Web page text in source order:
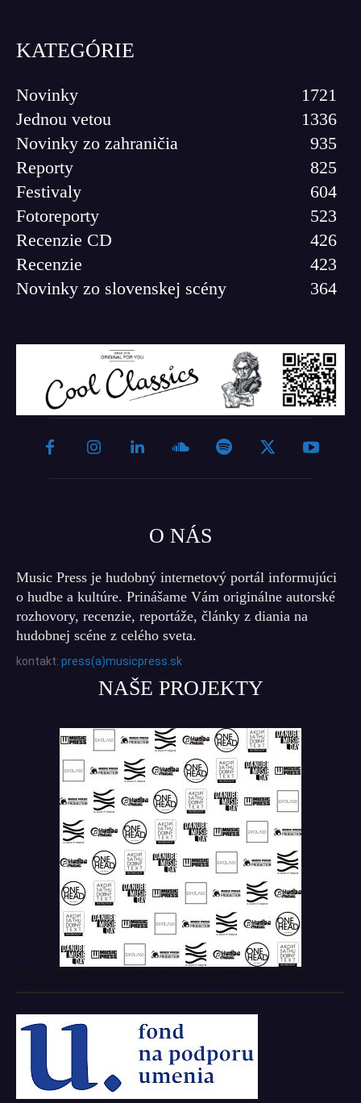
KATEGÓRIE
Novinky
1721
Jednou vetou
1336
Novinky zo zahraničia
935
Reporty
825
Festivaly
604
Fotoreporty
523
Recenzie CD
426
Recenzie
423
Novinky zo slovenskej scény
364
O NÁS
Music Press je hudobný internetový portál informujúci
o hudbe a kultúre. Prinášame Vám originálne autorské
rozhovory, recenzie, reportáže, články z diania na
hudobnej scéne z celého sveta.
kontakt: press(a)musicpress.sk
NAŠE PROJEKTY